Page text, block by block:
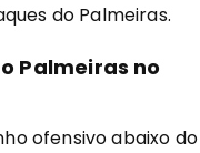
do Palmeiras.
Palmeiras no
ofensivo abaixo do